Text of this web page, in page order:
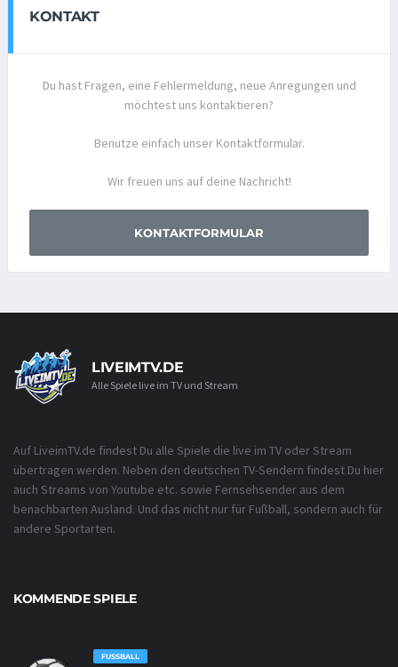
KONTAKT
Du hast Fragen, eine Fehlermeldung, neue Anregungen und
möchtest uns kontaktieren?
Benutze einfach unser Kontaktformular.
Wir freuen uns auf deine Nachricht!
KONTAKTFORMULAR
LIVEIMTV.DE
Alle Spiele live im TV und Stream
Auf LiveimTV.de findest Du alle Spiele die live im TV oder Stream
übertragen werden. Neben den deutschen TV-Sendern findest Du hier
auch Streams von Youtube etc. sowie Fernsehsender aus dem
benachbarten Ausland. Und das nicht nur für Fußball, sondern auch für
andere Sportarten.
KOMMENDE SPIELE
FUSSBALL